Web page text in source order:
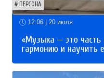
ПЕРСОНА
12:06 | 20 июля
«Музыка — это
гармонию и научить